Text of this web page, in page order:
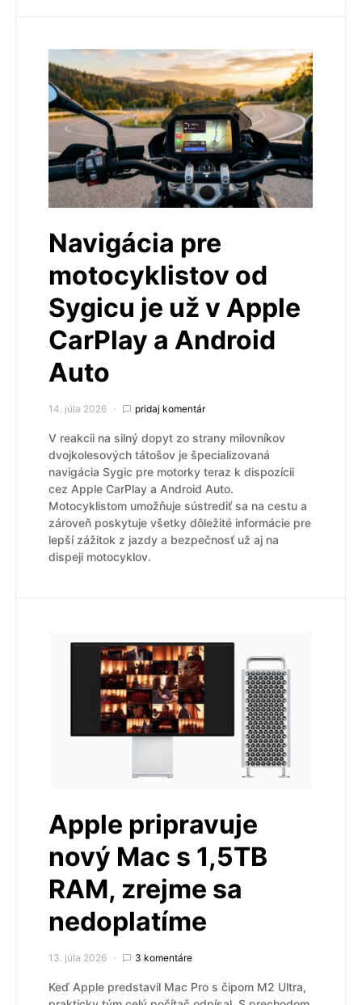
Navigácia pre
motocyklistov od
Sygicu je už v Apple
CarPlay a Android
Auto
14. júla 2026 pridaj komentár
V reakcii na silný dopyt zo strany milovníkov
dvojkolesových tátošov je špecializovaná
navigácia Sygic pre motorky teraz k dispozícii
cez Apple CarPlay a Android Auto.
Motocyklistom umožňuje sústrediť sa na cestu a
zároveň poskytuje všetky dôležité informácie pre
lepší zážitok z jazdy a bezpečnosť už aj na
dispeji motocyklov.
Apple pripravuje
nový Mac s 1,5TB
RAM, zrejme sa
nedoplatíme
13. júla 2026 3 komentáre
Keď Apple predstavil Mac Pro s čipom M2 Ultra,